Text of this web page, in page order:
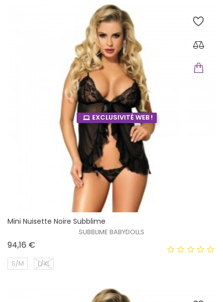
EXCLUSIVITÉ WEB !
Mini Nuisette Noire Subblime
SUBBLIME BABYDOLLS
94,16 €
S/M L/XL